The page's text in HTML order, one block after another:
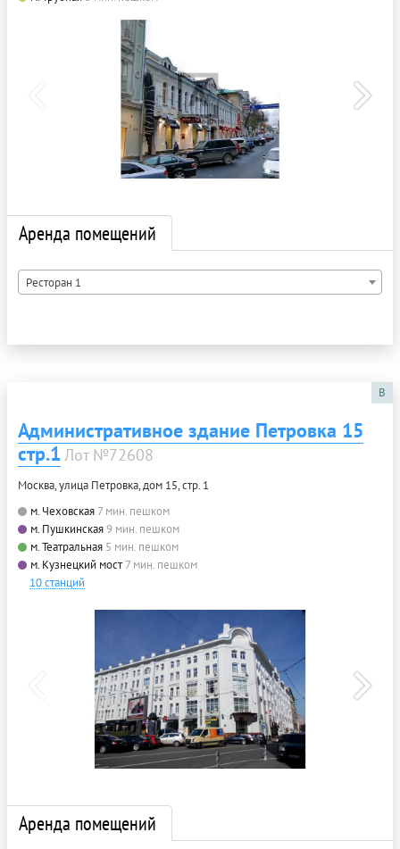
Аренда помещений
Ресторан 1
B
Административное здание Петровка 15
стр.1 Лот №72608
Москва, улица Петровка, дом 15, стр. 1
м. Чеховская 7 мин. пешком
м. Пушкинская9 мин. пешком
м. Театральная 5 мин. пешком
м. Кузнецкий мост 7 мин. пешком
10 станций
Аренда помещений